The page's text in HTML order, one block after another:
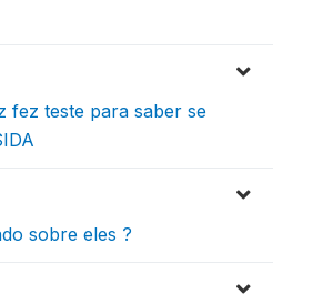
fez teste para saber se
sobre eles ?